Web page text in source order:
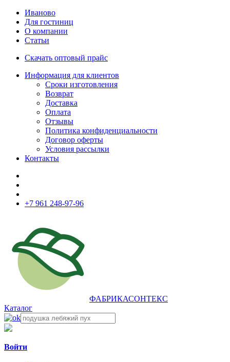
Иваново
Для гостиниц
О компании
Статьи
Скачать оптовый прайс
Информация для клиентов
Сроки изготовления
Возврат
Доставка
Оплата
Отзывы
Политика конфиденциальности
Договор оферты
Условия рассылки
Контакты
+7 961 248-97-96
ФАБРИКАСОНТЕКС
Каталог
Войти